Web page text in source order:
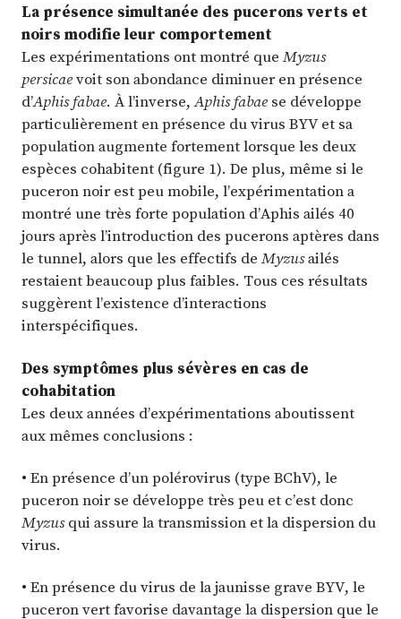
La présence simultanée des pucerons verts et
noirs modifie leur comportement
Les expérimentations ont montré que Myzus
persicaevoit son abondance diminuer en présence
d’Aphis fabae. À l’inverse,Aphis fabae se développe
particulièrement en présence du virus BYV et sa
population augmente fortement lorsque les deux
espèces cohabitent (figure 1). De plus, même si le
puceron noir est peu mobile, l’expérimentation a
montré une très forte population d’Aphis ailés 40
jours après l’introduction des pucerons aptères dans
le tunnel, alors que les effectifs de Myzusailés
restaient beaucoup plus faibles. Tous ces résultats
suggèrent l’existence d’interactions
interspécifiques.
Des symptômes plus sévères en cas de
cohabitation
Les deux années d’expérimentations aboutissent
aux mêmes conclusions :
• En présence d’un polérovirus (type BChV), le
puceron noir se développe très peu et c’est donc
Myzusqui assure la transmission et la dispersion du
virus.
• En présence du virus de la jaunisse grave BYV, le
puceron vert favorise davantage la dispersion que le